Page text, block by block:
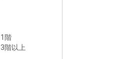
1階
3階以上